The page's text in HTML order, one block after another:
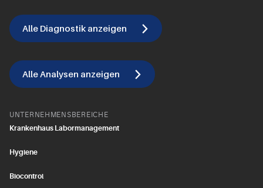
Alle Diagnostik anzeigen
Alle Analysen anzeigen
UNTERNEHMENSBEREICHE
Krankenhaus Labormanagement
Hygiene
Biocontrol